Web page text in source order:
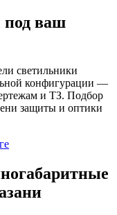
под ваш
светильники
конфигурации —
и ТЗ. Подбор
защиты и оптики